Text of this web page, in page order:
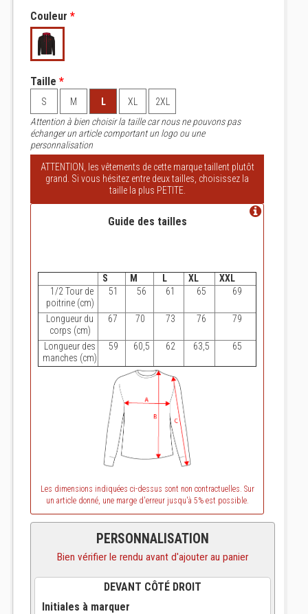
Couleur *
Taille *
S M L XL
2XL
Attention à bien choisir la taille car nous ne pouvons pas
échanger un article comportant un logo ou une
personnalisation
ATTENTION, les vêtements de cette marque taillent plutôt
grand. Si vous hésitez entre deux tailles, choisissez la
taille la plus PETITE.
Guide des tailles
S M L XL
XXL
1/2 Tour de
poitrine (cm)
51 56 61 65 69
Longueur du
corps (cm)
67 70 73 76 79
Longueur des
manches (cm)
59 60,5 62 63,5 65
Les dimensions indiquées ci-dessus sont non contractuelles. Sur
un article donné, une marge d'erreur jusqu'à 5% est possible.
PERSONNALISATION
Bien vérifier le rendu avant d'ajouter au panier
DEVANT CÔTÉ DROIT
Initiales à marquer